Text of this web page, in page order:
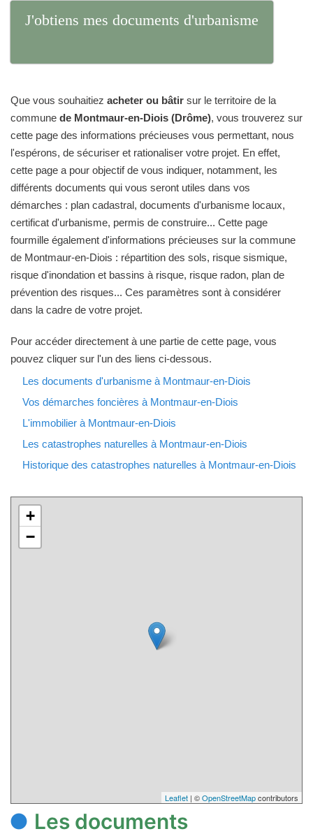
J'obtiens mes documents d'urbanisme
Que vous souhaitiez acheter ou bâtir sur le territoire de la
commune de Montmaur-en-Diois (Drôme), vous trouverez sur
cette page des informations précieuses vous permettant, nous
l'espérons, de sécuriser et rationaliser votre projet. En effet,
cette page a pour objectif de vous indiquer, notamment, les
différents documents qui vous seront utiles dans vos
démarches : plan cadastral, documents d'urbanisme locaux,
certificat d'urbanisme, permis de construire... Cette page
fourmille également d'informations précieuses sur la commune
de Montmaur-en-Diois : répartition des sols, risque sismique,
risque d'inondation et bassins à risque, risque radon, plan de
prévention des risques... Ces paramètres sont à considérer
dans la cadre de votre projet.
Pour accéder directement à une partie de cette page, vous
pouvez cliquer sur l'un des liens ci-dessous.
Les documents d'urbanisme à Montmaur-en-Diois
Vos démarches foncières à Montmaur-en-Diois
L'immobilier à Montmaur-en-Diois
Les catastrophes naturelles à Montmaur-en-Diois
Historique des catastrophes naturelles à Montmaur-en-Diois
+
−
Leaflet | ©OpenStreetMapcontributors
Les documents